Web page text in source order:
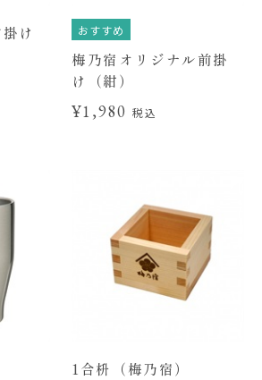
け おすすめ
梅乃宿オリジナル前掛
け（紺）
¥1,980 税込
1合枡（梅乃宿）